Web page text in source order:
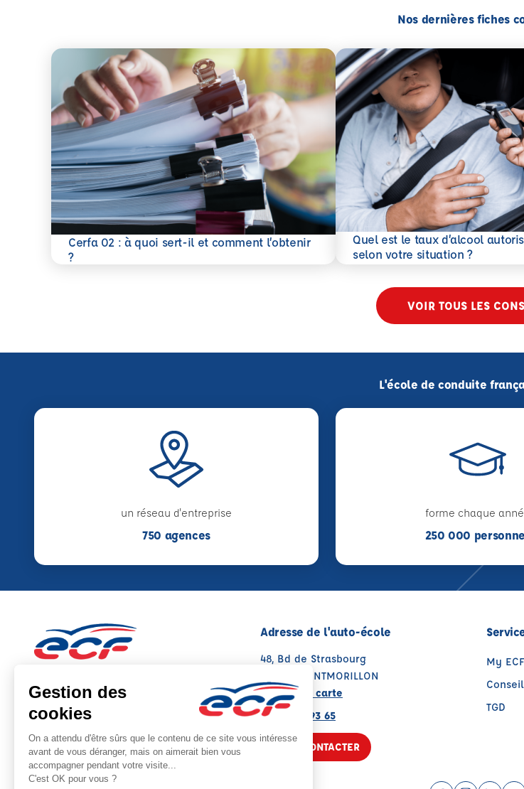
Nos dernières fiches
Cerfa 02 : à quoi sert-il et comment l’obtenir
?
En savoir plus
Quel est le taux d’alcool
selon votre situation ?
En savoir plus
VOIR TOUS LES
L'école de conduite
un réseau d'entreprise
750 agences
forme chaque
250 000
Adresse de l'auto-école
48, Bd de Strasbourg
86500 MONTMORILLON
Voir sur la carte
05 49 08 93 65
NOUS CONTACTER
My ECF
TGD